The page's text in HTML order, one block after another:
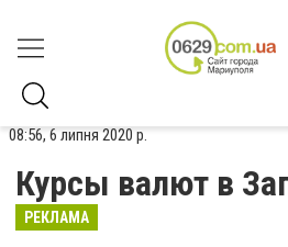
08:56, 6 липня 2020 р.
Курсы валют в
РЕКЛАМА